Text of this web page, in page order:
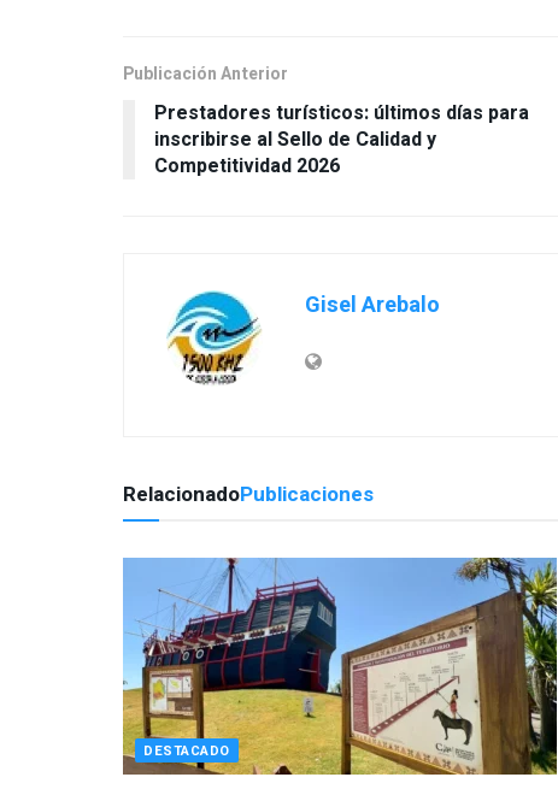
Publicación Anterior
Prestadores turísticos: últimos días para
inscribirse al Sello de Calidad y
Competitividad 2026
Gisel Arebalo
RelacionadoPublicaciones
DESTACADO